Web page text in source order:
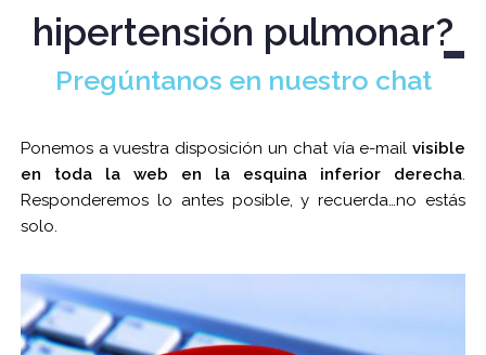
hipertensión pulmonar?
Pregúntanos en nuestro chat
Ponemos a vuestra disposición un chat vía e-mailvisible
en toda la web en la esquina inferior derecha.
Responderemos lo antes posible, y recuerda…no estás
solo.